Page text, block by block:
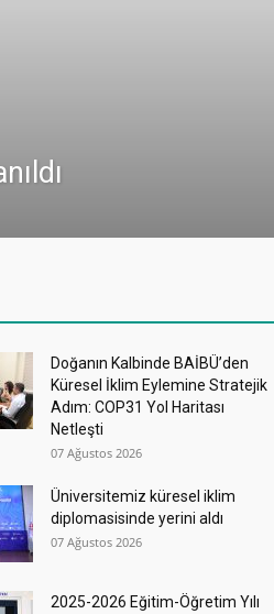
Doğanın Kalbinde BAİBÜ’den
Küresel İklim Eylemine Stratejik
Adım: COP31 Yol Haritası
Netleşti
07 Ağustos 2026
Üniversitemiz küresel iklim
diplomasisinde yerini aldı
07 Ağustos 2026
2025-2026 Eğitim-Öğretim Yılı